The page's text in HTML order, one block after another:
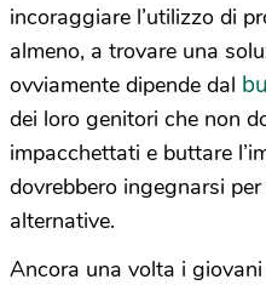
incoraggiare l’utilizzo di
almeno, a trovare una
ovviamente dipende dal
dei loro genitori che non
impacchettati e buttare
dovrebbero ingegnarsi
alternative.
Ancora una volta i